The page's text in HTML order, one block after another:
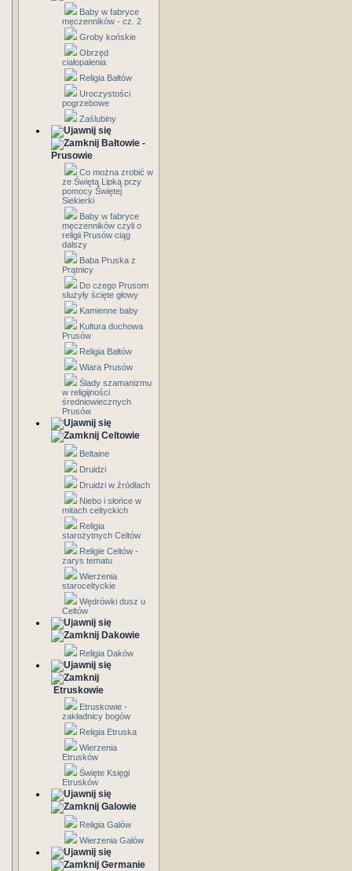
Baby w fabryce
męczenników - cz. 2
Groby końskie
Obrzęd
ciałopalenia
Religia Bałtów
Uroczystości
pogrzebowe
Zaślubiny
Bałtowie -
Prusowie
Co można zrobić w
ze Świętą Lipką przy
pomocy Świętej
Siekierki
Baby w fabryce
męczenników czyli o
religii Prusów ciąg
dalszy
Baba Pruska z
Prątnicy
Do czego Prusom
służyły ścięte głowy
Kamienne baby
Kultura duchowa
Prusów
Religia Bałtów
Wiara Prusów
Ślady szamanizmu
w religijności
średniowiecznych
Prusów
Celtowie
Beltaine
Druidzi
Druidzi w źródłach
Niebo i słońce w
mitach celtyckich
Religia
starożytnych Celtów
Religie Celtów -
zarys tematu
Wierzenia
staroceltyckie
Wędrówki dusz u
Celtów
Dakowie
Religia Daków
Etruskowie
Etruskowie -
zakładnicy bogów
Religia Etruska
Wierzenia
Etrusków
Święte Księgi
Etrusków
Galowie
Religia Galów
Wierzenia Galów
Germanie